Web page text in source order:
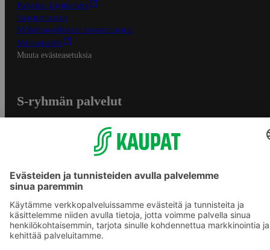
Palvelun käyttöehdot
Saavutettavuus
Mobiilisovelluksen saavutettavuus
Mainostajalle
Muuta evästeasetuksia
S-ryhmän palvelut
S-ostoslista -sovellus
Prisma.fi
Sokos.fi
S-Pankki
Yhteishyvä
Sokos Hotels